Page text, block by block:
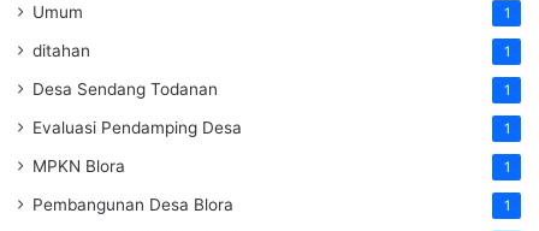
Umum 1
ditahan 1
Desa Sendang Todanan 1
Evaluasi Pendamping Desa 1
MPKN Blora 1
Pembangunan Desa Blora 1